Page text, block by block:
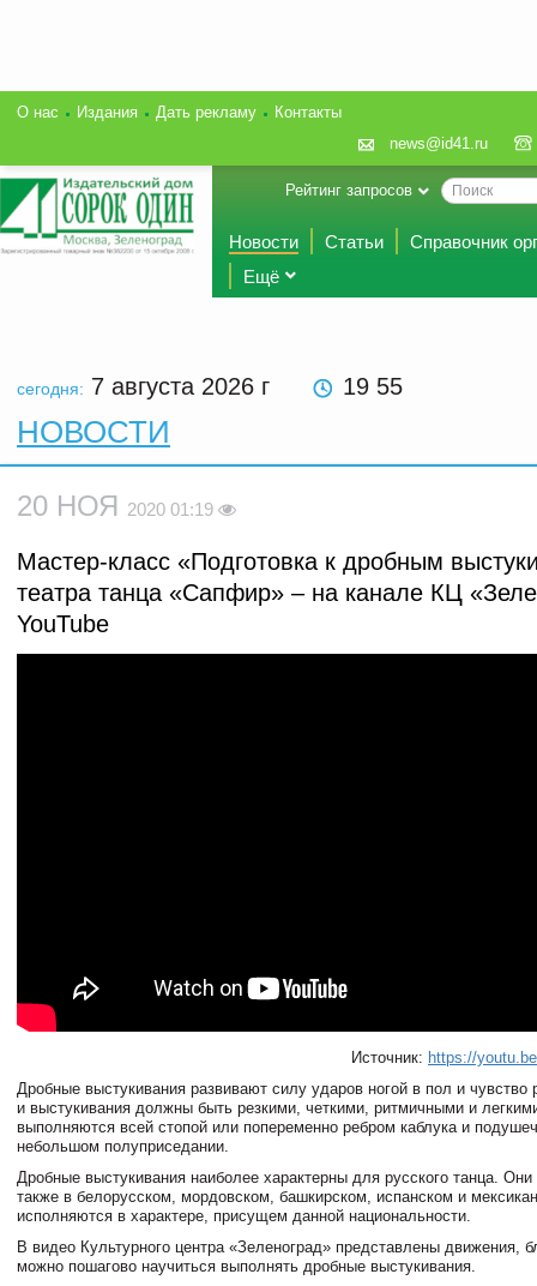
О нас Издания Дать рекламу
Контакты
news@id41.ru
Рейтинг запросов
Новости Статьи
Справочник
Ещё
сегодня: 7 августа 2026 г 19 55
НОВОСТИ
20 НОЯ 2020 01:19
Мастер-класс «Подготовка к дробным
театра танца «Сапфир» – на канале КЦ
YouTube
Источник: https://
Дробные выстукивания развивают силу ударов ногой в пол и
и выстукивания должны быть резкими, четкими, ритмичными и
выполняются всей стопой или попеременно ребром каблука и
небольшом полуприседании.
Дробные выстукивания наиболее характерны для русского танца. Они
также в белорусском, мордовском, башкирском, испанском и
исполняются в характере, присущем данной национальности.
В видео Культурного центра «Зеленоград» представлены движения,
можно пошагово научиться выполнять дробные выстукивания.